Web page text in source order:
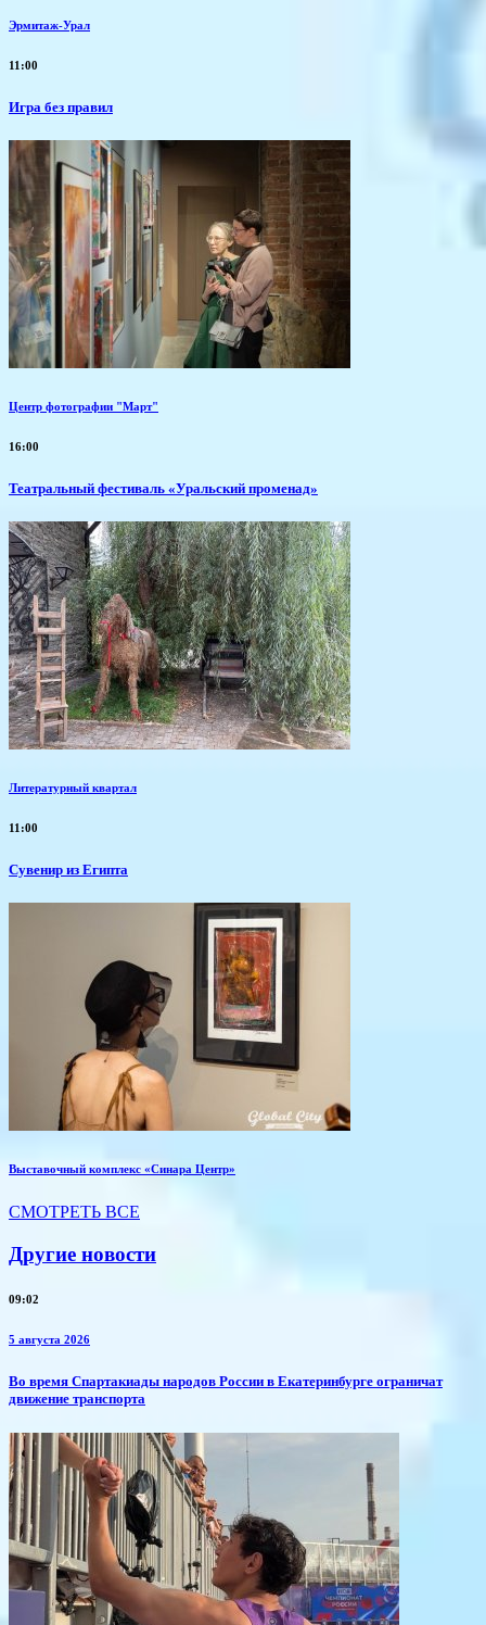
Эрмитаж-Урал
11:00
​Игра без правил
Центр фотографии "Март"
16:00
Театральный фестиваль «Уральский променад»
Литературный квартал
11:00
Сувенир из Египта
Выставочный комплекс «Синара Центр»
СМОТРЕТЬ ВСЕ
Другие новости
09:02
5 августа 2026
​Во время Спартакиады народов России в Екатеринбурге ограничат
движение транспорта